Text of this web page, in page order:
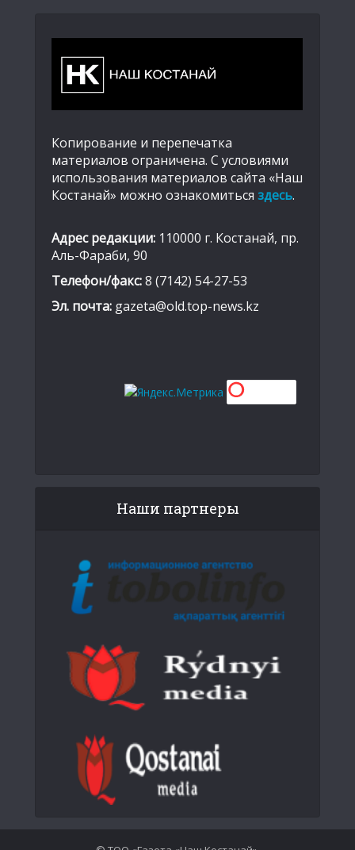
Копирование и перепечатка
материалов ограничена. С условиями
использования материалов сайта «Наш
Костанай» можно ознакомиться здесь.
Адрес редакции: 110000 г. Костанай, пр.
Аль-Фараби, 90
Телефон/факс:8 (7142) 54-27-53
Эл. почта: gazeta@old.top-news.kz
Наши партнеры